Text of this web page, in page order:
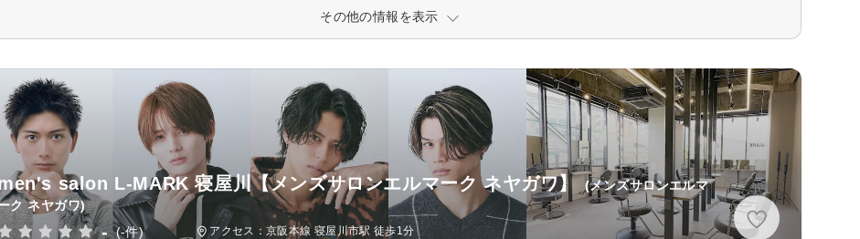
その他の情報を表示
salon L-MARK 寝屋川【メンズサロンエルマーク ネヤガワ】 (メンズサロンエルマ
ク ネヤガワ)
- (-件) アクセス：京阪本線 寝屋川市駅 徒歩1分